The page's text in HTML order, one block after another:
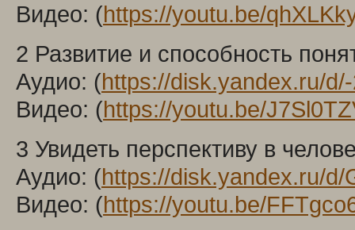
Видео: (https://youtu.be/
2 Развитие и способность
Аудио: (https://disk.yandex.ru/
Видео: (https://youtu.be/
3 Увидеть перспективу в
Аудио: (https://disk.yandex.ru/
Видео: (https://youtu.be/